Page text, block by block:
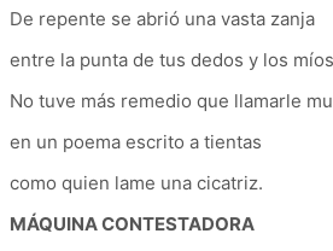
De repente se abrió una vasta zanja
entre la punta de tus dedos y los
No tuve más remedio que llamarle
en un poema escrito a tientas
como quien lame una cicatriz.
MÁQUINA CONTESTADORA